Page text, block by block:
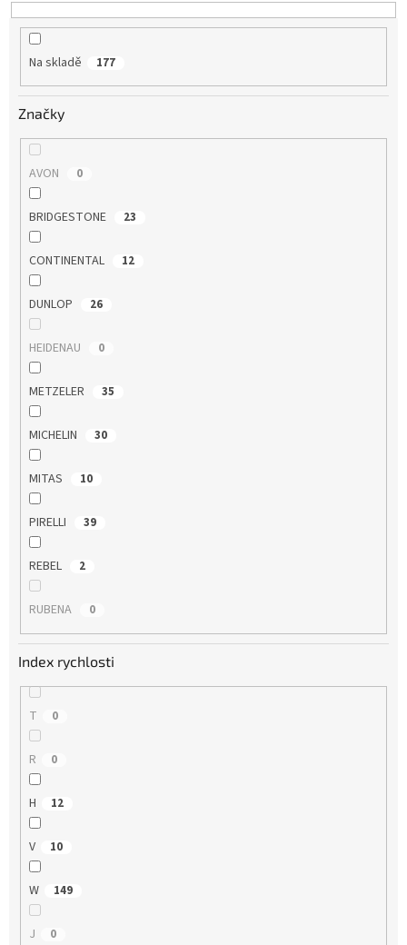
u
Na skladě 177
Značky
AVON 0
BRIDGESTONE 23
CONTINENTAL 12
DUNLOP 26
HEIDENAU 0
METZELER 35
MICHELIN 30
MITAS 10
PIRELLI 39
REBEL 2
RUBENA 0
Index rychlosti
T 0
R 0
H 12
V 10
W 149
J 0